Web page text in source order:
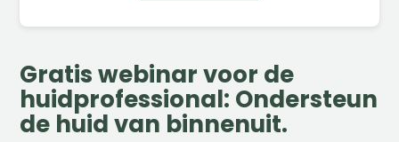
Gratis webinar voor de
huidprofessional: Ondersteun
de huid van binnenuit.